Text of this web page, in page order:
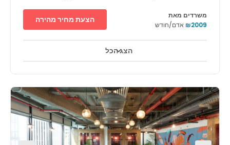
אזורי מנוחה
הביוטכנולוגיה והתעשייה הקלה. מיקומו המרכזי מאפשר לעובדים
ולמבקרים להגיע בקלות לכל הערים באזור גוש דן. במרחק הליכה
מהמרכז ניתן למצוא מרכז מסחרי ומלון עסקים. מרכז העסקים ממוקם
בקומה השישית בבניין חדש והוא מציע משרדים פרטיים בגדלים שונים,
מרחבי עבודה משותפים בעיצוב מודרני וחדרי ישיבות - מרחב מקצועי
שעוצב לעסקים.
משרדים מאת
₪2009אדם/חודש
הצעת מחיר מהירה
הצג הכל